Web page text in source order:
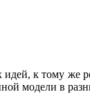
к тому
модели в